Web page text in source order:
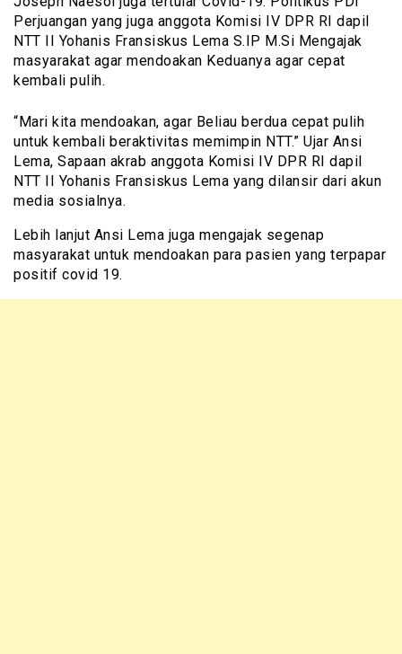
Perjuangan yang juga anggota Komisi IV DPR RI dapil
NTT II Yohanis Fransiskus Lema S.IP M.Si Mengajak
masyarakat agar mendoakan Keduanya agar cepat
kembali pulih.
“Mari kita mendoakan, agar Beliau berdua cepat pulih
untuk kembali beraktivitas memimpin NTT.” Ujar Ansi
Lema, Sapaan akrab anggota Komisi IV DPR RI dapil
NTT II Yohanis Fransiskus Lema yang dilansir dari akun
media sosialnya.
Lebih lanjut Ansi Lema juga mengajak segenap
masyarakat untuk mendoakan para pasien yang terpapar
positif covid 19.